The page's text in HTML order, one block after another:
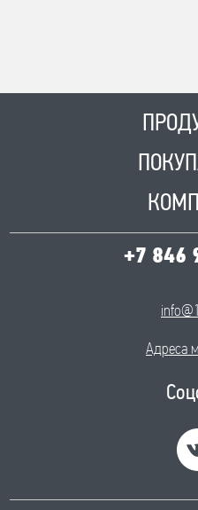
+7 846
Адреса